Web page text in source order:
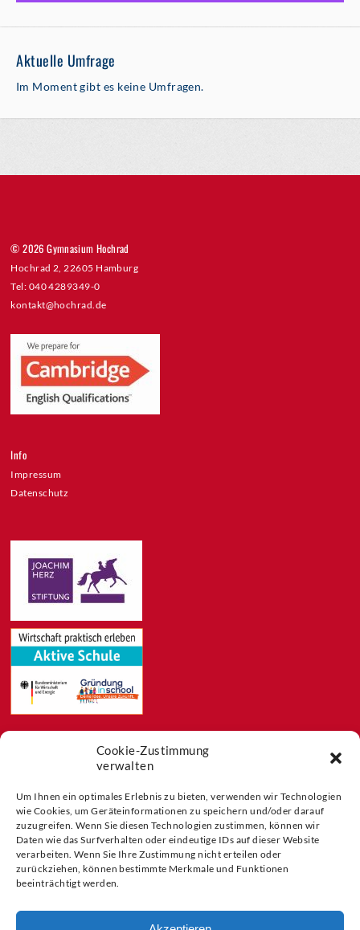
Cookie-Zustimmung
verwalten
Um Ihnen ein optimales Erlebnis zu bieten, verwenden wir Technologien
wie Cookies, um Geräteinformationen zu speichern und/oder darauf
zuzugreifen. Wenn Sie diesen Technologien zustimmen, können wir
Daten wie das Surfverhalten oder eindeutige IDs auf dieser Website
verarbeiten. Wenn Sie Ihre Zustimmung nicht erteilen oder
zurückziehen, können bestimmte Merkmale und Funktionen
beeinträchtigt werden.
Aktuelle Umfrage
Im Moment gibt es keine Umfragen.
© 2026 Gymnasium Hochrad
Hochrad 2, 22605 Hamburg
Tel: 040 4289349-0
kontakt@hochrad.de
Info
Impressum
Datenschutz
Blog
Buchtipps
Partner der